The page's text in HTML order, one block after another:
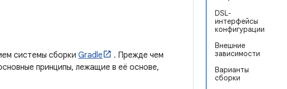
DSL-
интерфейсы
конфигурации
Внешние
зависимости
Варианты
сборки
системы сборки Gradle
. Прежде чем
принципы, лежащие в её основе,